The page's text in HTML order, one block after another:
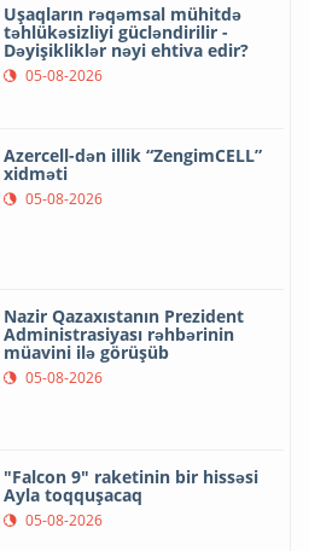
Uşaqların rəqəmsal mühitdə
təhlükəsizliyi gücləndirilir -
Dəyişikliklər nəyi ehtiva edir?
05-08-2026
Azercell-dən illik “ZengimCELL”
xidməti
05-08-2026
Nazir Qazaxıstanın Prezident
Administrasiyası rəhbərinin
müavini ilə görüşüb
05-08-2026
"Falcon 9" raketinin bir hissəsi
Ayla toqquşacaq
05-08-2026